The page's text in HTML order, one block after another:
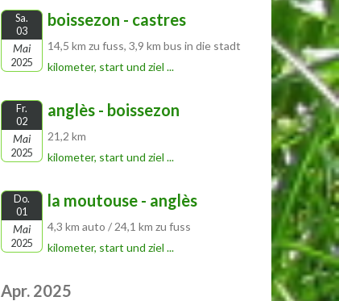
Sa.
03
Mai
2025
boissezon - castres
14,5 km zu fuss, 3,9 km bus in die stadt
kilometer, start und ziel ...
Fr.
02
Mai
2025
anglès - boissezon
21,2 km
kilometer, start und ziel ...
Do.
01
Mai
2025
la moutouse - anglès
4,3 km auto / 24,1 km zu fuss
kilometer, start und ziel ...
Apr. 2025